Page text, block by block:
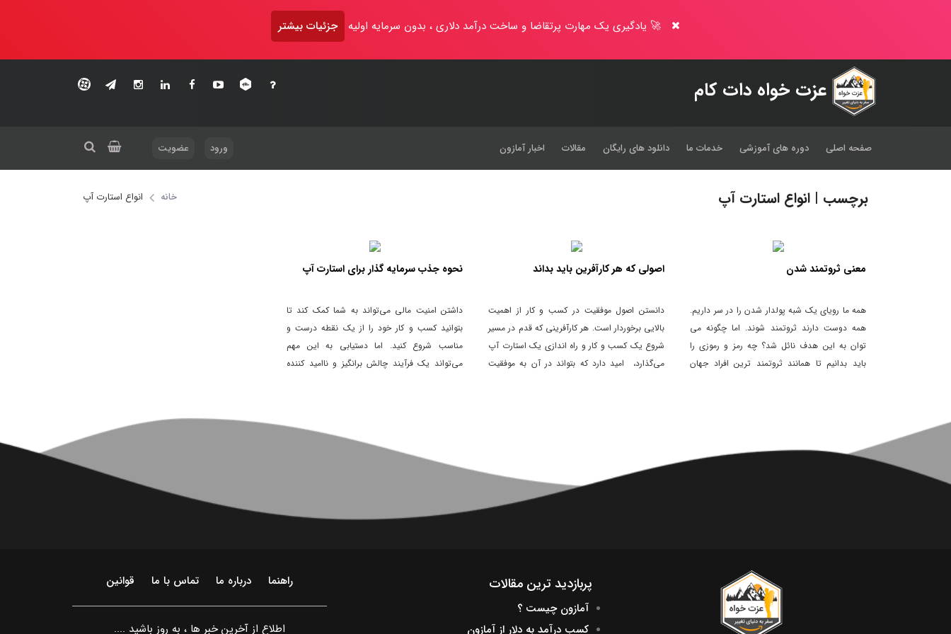
🚀 یادگیری یک مهارت پرتقاضا و ساخت درآمد دلاری ، بدون سرمایه اولیه جزئیات بیشتر
عزت خواه دات کام
صفحه اصلی دوره های آموزشی خدمات ما دانلود های رایگان مقالات اخبار آمازون ورود عضویت
برچسب | انواع استارت آپ خانه انواع استارت آپ
معنی ثروتمند شدن
همه ما رویای یک شبه پولدار شدن را در سر داریم.
همه دوست دارند ثروتمند شوند. اما چگونه می
توان به این هدف نائل شد؟ چه رمز و رموزی را
باید بدانیم تا همانند ثروتمند ترین افراد جهان
اصولی که هر کارآفرین باید بداند
دانستن اصول موفقیت در کسب و کار از اهمیت
بالایی برخوردار است. هر کارآفرینی که قدم در مسیر
شروع یک کسب و کار و راه اندازی یک استارت آپ
می‌گذارد، امید دارد که بتواند در آن به موفقیت
نحوه جذب سرمایه گذار برای استارت آپ
داشتن امنیت مالی می‌تواند به شما کمک کند تا
بتوانید کسب و کار خود را از یک نقطه درست و
مناسب شروع کنید. اما دستیابی به این مهم
می‌تواند یک فرآیند چالش برانگیز و ناامید کننده
پربازدید ترین مقالات
آمازون چیست ؟
کسب درآمد به دلار از آمازون
راهنما درباره ما تماس با ما قوانین
اطلاع از آخرین خبر ها ، به روز باشید ....